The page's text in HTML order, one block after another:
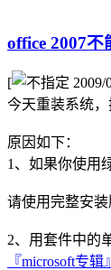
office 2007不
[ 2009/
今天重装系统，
原因如下：
1、如果你使用
请使用完整安
2、用套件中的
『microsoft专辑